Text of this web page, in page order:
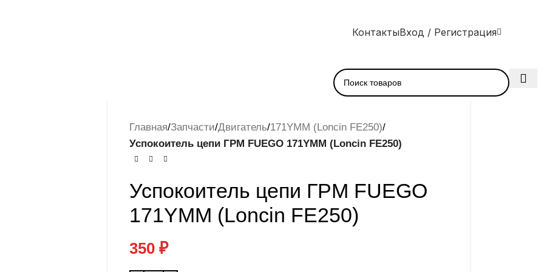
КонтактыВход / Регистрация
Главная/Запчасти/Двигатель/171YMM (Loncin FE250)/
Успокоитель цепи ГРМ FUEGO 171YMM (Loncin FE250)
Успокоитель цепи ГРМ FUEGO
171YMM (Loncin FE250)
350 ₽